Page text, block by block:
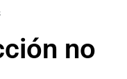
no